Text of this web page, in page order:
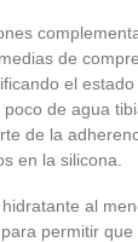
de
el estado
de agua
de la
en la silicona.
al
permitir